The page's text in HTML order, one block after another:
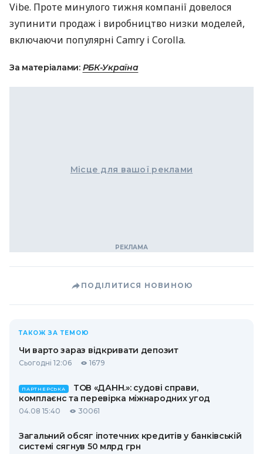
Vibe. Проте минулого тижня компанії довелося
зупинити продаж і виробництво низки моделей,
включаючи популярні Camry і Corolla.
За матеріалами: РБК-Україна
Місце для вашої реклами
ПОДІЛИТИСЯ НОВИНОЮ
ТАКОЖ ЗА ТЕМОЮ
Чи варто зараз відкривати депозит
Сьогодні 12:06 1679
ПАРТНЕРСЬКА
ТОВ «ДАНН.»: судові справи,
комплаєнс та перевірка міжнародних угод
04.08 15:40 30061
Загальний обсяг іпотечних кредитів у банківській
системі сягнув 50 млрд грн